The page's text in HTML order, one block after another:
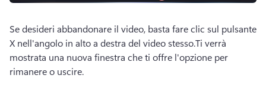
Se desideri abbandonare il video, basta fare clic sul pulsante
X nell'angolo in alto a destra del video stesso.Ti verrà
mostrata una nuova finestra che ti offre l'opzione per
rimanere o uscire.